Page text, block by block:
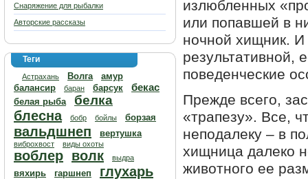
Снаряжение для рыбалки
Авторские рассказы
Теги
Астрахань Волга
амур
балансир
баран барсук бекас
белая рыба белка
блесна бобр бойлы борзая
вальдшнеп вертушка
виброхвост виды охоты
воблер волк выдра
вяхирь гаршнеп глухарь
излюбленных
или попавшей в
ночной хищник. И
результативной,
поведенческие
Прежде всего,
«трапезу». Все,
неподалеку – в
хищница далеко
животного ее